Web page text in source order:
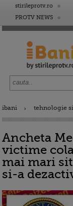
stirileprotv.ro
PROTV NEWS
ibani tehnologie
Ancheta
victime
mai mari
si-a